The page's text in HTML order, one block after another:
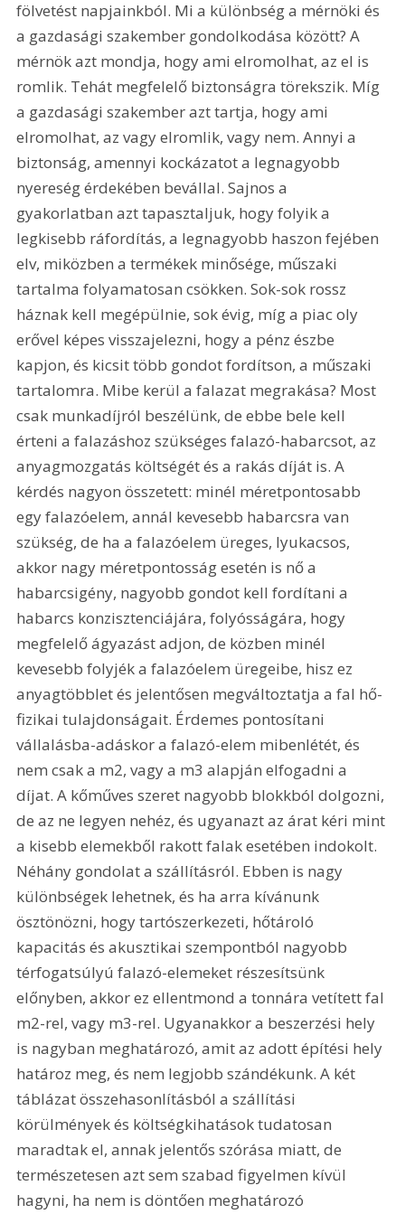
fölvetést napjainkból. Mi a különbség a mérnöki és
a gazdasági szakember gondolkodása között? A
mérnök azt mondja, hogy ami elromolhat, az el is
romlik. Tehát megfelelő biztonságra törekszik. Míg
a gazdasági szakember azt tartja, hogy ami
elromolhat, az vagy elromlik, vagy nem. Annyi a
biztonság, amennyi kockázatot a legnagyobb
nyereség érdekében bevállal. Sajnos a
gyakorlatban azt tapasztaljuk, hogy folyik a
legkisebb ráfordítás, a legnagyobb haszon fejében
elv, miközben a termékek minősége, műszaki
tartalma folyamatosan csökken. Sok-sok rossz
háznak kell megépülnie, sok évig, míg a piac oly
erővel képes visszajelezni, hogy a pénz észbe
kapjon, és kicsit több gondot fordítson, a műszaki
tartalomra. Mibe kerül a falazat megrakása? Most
csak munkadíjról beszélünk, de ebbe bele kell
érteni a falazáshoz szükséges falazó-habarcsot, az
anyagmozgatás költségét és a rakás díját is. A
kérdés nagyon összetett: minél méretpontosabb
egy falazóelem, annál kevesebb habarcsra van
szükség, de ha a falazóelem üreges, lyukacsos,
akkor nagy méretpontosság esetén is nő a
habarcsigény, nagyobb gondot kell fordítani a
habarcs konzisztenciájára, folyósságára, hogy
megfelelő ágyazást adjon, de közben minél
kevesebb folyjék a falazóelem üregeibe, hisz ez
anyagtöbblet és jelentősen megváltoztatja a fal hő-
fizikai tulajdonságait. Érdemes pontosítani
vállalásba-adáskor a falazó-elem mibenlétét, és
nem csak a m2, vagy a m3 alapján elfogadni a
díjat. A kőműves szeret nagyobb blokkból dolgozni,
de az ne legyen nehéz, és ugyanazt az árat kéri mint
a kisebb elemekből rakott falak esetében indokolt.
Néhány gondolat a szállításról. Ebben is nagy
különbségek lehetnek, és ha arra kívánunk
ösztönözni, hogy tartószerkezeti, hőtároló
kapacitás és akusztikai szempontból nagyobb
térfogatsúlyú falazó-elemeket részesítsünk
előnyben, akkor ez ellentmond a tonnára vetített fal
m2-rel, vagy m3-rel. Ugyanakkor a beszerzési hely
is nagyban meghatározó, amit az adott építési hely
határoz meg, és nem legjobb szándékunk. A két
táblázat összehasonlításból a szállítási
körülmények és költségkihatások tudatosan
maradtak el, annak jelentős szórása miatt, de
természetesen azt sem szabad figyelmen kívül
hagyni, ha nem is döntően meghatározó